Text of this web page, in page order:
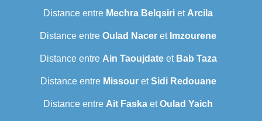
Distance entre Mechra Belqsiri et Arcila
Distance entre Oulad Nacer et Imzourene
Distance entre Ain Taoujdateet Bab Taza
Distance entre MissouretSidi Redouane
Distance entre Ait Faska etOulad Yaich